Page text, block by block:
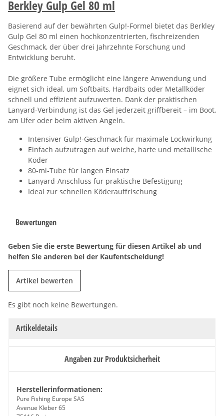
Berkley Gulp Gel 80 ml
Basierend auf der bewährten Gulp!-Formel bietet das Berkley
Gulp Gel 80 ml einen hochkonzentrierten, fischreizenden
Geschmack, der über drei Jahrzehnte Forschung und
Entwicklung beruht.
Die größere Tube ermöglicht eine längere Anwendung und
eignet sich ideal, um Softbaits, Hardbaits oder Metallköder
schnell und effizient aufzuwerten. Dank der praktischen
Lanyard-Verbindung ist das Gel jederzeit griffbereit – im Boot,
am Ufer oder beim aktiven Angeln.
Intensiver Gulp!-Geschmack für maximale Lockwirkung
Einfach aufzutragen auf weiche, harte und metallische
Köder
80-ml-Tube für langen Einsatz
Lanyard-Anschluss für praktische Befestigung
Ideal zur schnellen Köderauffrischung
Bewertungen
Geben Sie die erste Bewertung für diesen Artikel ab und
helfen Sie anderen bei der Kaufentscheidung!
Artikel bewerten
Es gibt noch keine Bewertungen.
Artikeldetails
Angaben zur Produktsicherheit
Herstellerinformationen:
Pure Fishing Europe SAS
Avenue Kleber 65